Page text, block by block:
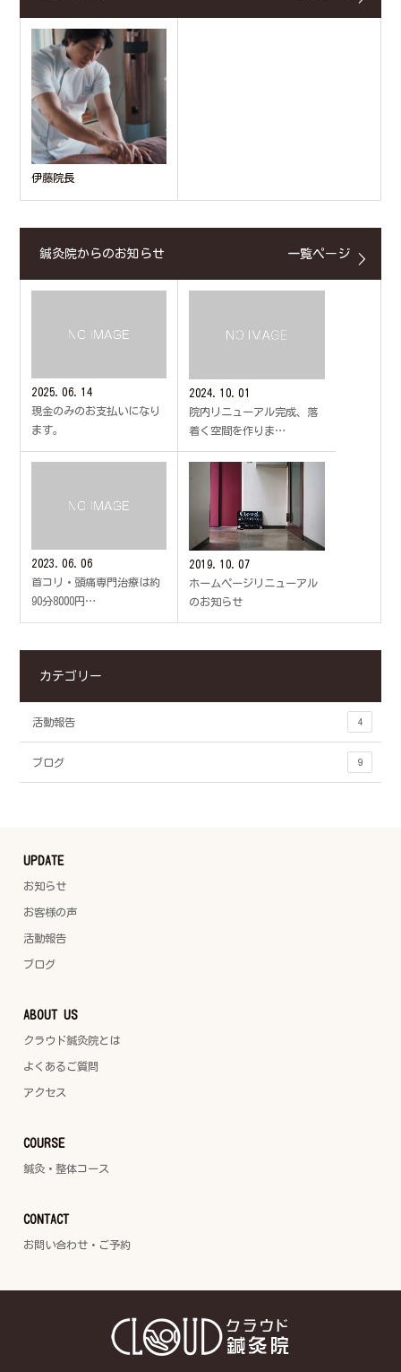
伊藤院長
鍼灸院からのお知らせ 一覧ページ
2025.06.14
現金のみのお支払いになり
ます。
2024.10.01
院内リニューアル完成、落
着く空間を作りま…
2023.06.06
首コリ・頭痛専門治療は約
90分8000円…
2019.10.07
ホームページリニューアル
のお知らせ
カテゴリー
活動報告 4
ブログ 9
UPDATE
お知らせ
お客様の声
活動報告
ブログ
ABOUT US
クラウド鍼灸院とは
よくあるご質問
アクセス
COURSE
鍼灸・整体コース
CONTACT
お問い合わせ・ご予約